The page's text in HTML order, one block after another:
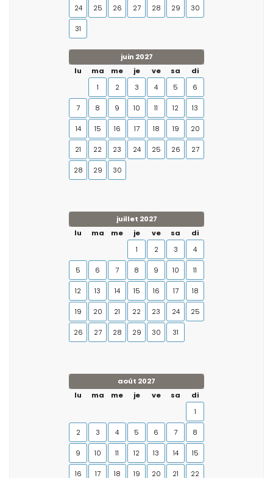
24 25 26 27 28 29 30
31
juin 2027
lu
ma me je ve sa
di
1
2 3 4 5 6
7 8 9 10 11 12 13
14 15 16 17 18 19 20
21 22 23 24 25 26 27
28 29 30
juillet 2027
lu
ma me je ve sa
di
1
2 3 4
5 6 7 8 9 10 11
12 13 14 15 16 17 18
19 20 21 22 23 24 25
26 27 28 29 30 31
août 2027
lu
ma me je ve sa
di
1
2 3 4 5 6 7 8
9 10 11 12 13 14 15
16 17 18 19 20 21 22